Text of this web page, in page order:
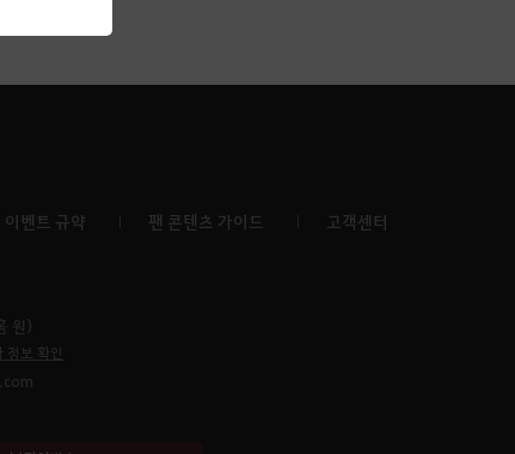
이벤트 규약 팬 콘텐츠 가이드
고객센터
원)
정보 확인